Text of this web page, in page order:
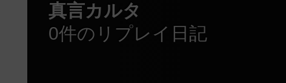
真言カルタ
0件のリプレイ日記